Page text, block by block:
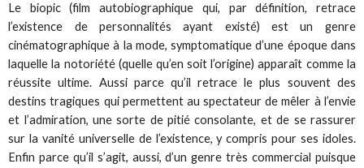
Le biopic (film autobiographique qui, par définition, retrace
l’existence de personnalités ayant existé) est un genre
cinématographique à la mode, symptomatique d’une époque dans
laquelle la notoriété (quelle qu’en soit l’origine) apparaît comme la
réussite ultime. Aussi parce qu’il retrace le plus souvent des
destins tragiques qui permettent au spectateur de mêler à l’envie
et l’admiration, une sorte de pitié consolante, et de se rassurer
sur la vanité universelle de l’existence, y compris pour ses idoles.
Enfin parce qu’il s’agit, aussi, d’un genre très commercial puisque